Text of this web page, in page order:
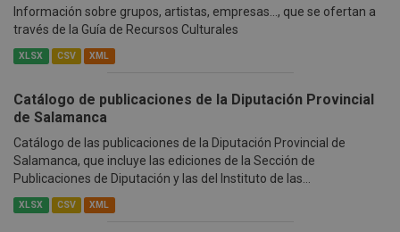
Información sobre grupos, artistas, empresas..., que se ofertan a
través de la Guía de Recursos Culturales
XLSX CSV XML
Catálogo de publicaciones de la Diputación Provincial
de Salamanca
Catálogo de las publicaciones de la Diputación Provincial de
Salamanca, que incluye las ediciones de la Sección de
Publicaciones de Diputación y las del Instituto de las...
XLSX CSV XML